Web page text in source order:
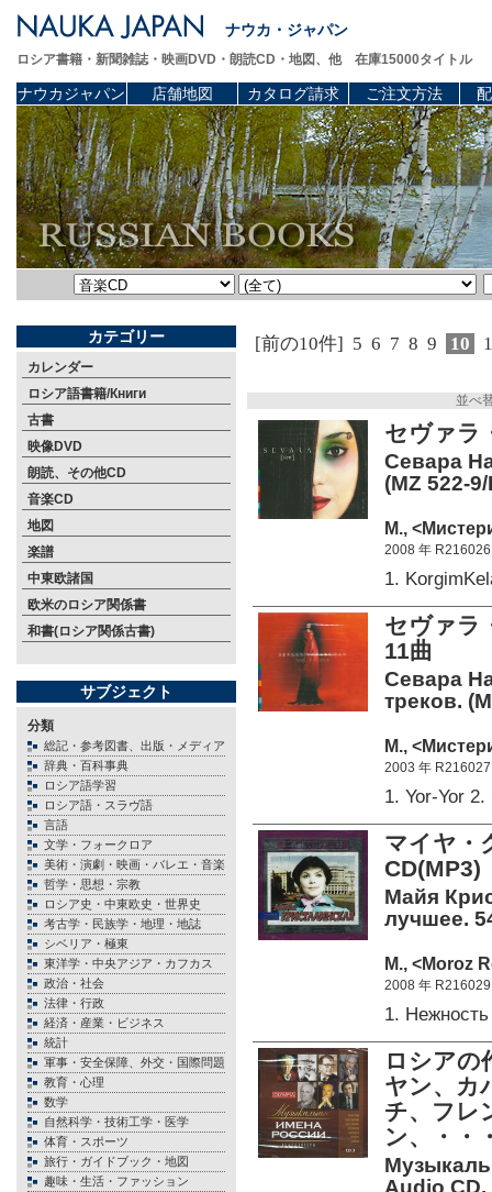
ナウカ・ジャパン
ロシア書籍・新聞雑誌・映画DVD・朗読CD・地図、他 在庫15000タイトル
ナウカジャパン 店舗地図 カタログ請求 ご注文方法
カテゴリー
カレンダー
ロシア語書籍/Книги
古書
映像DVD
朗読、その他CD
音楽CD
地図
楽譜
中東欧諸国
欧米のロシア関係書
和書(ロシア関係古書)
サブジェクト
分類
総記・参考図書、出版・メディア
辞典・百科事典
ロシア語学習
ロシア語・スラヴ語
言語
文学・フォークロア
美術・演劇・映画・バレエ・音楽
哲学・思想・宗教
ロシア史・中東欧史・世界史
考古学・民族学・地理・地誌
シベリア・極東
東洋学・中央アジア・カフカス
政治・社会
法律・行政
経済・産業・ビジネス
統計
軍事・安全保障、外交・国際問題
教育・心理
数学
自然科学・技術工学・医学
体育・スポーツ
旅行・ガイドブック・地図
趣味・生活・ファッション
[前の10件] 5 6 7 8 9 10
並べ
セヴァ
Севара
(MZ 522-
М.,
2008 年 R216026
1.
セヴァ
11曲
Севара
треков.
М.,
2003 年 R216027
1. Yor-Yor
マイヤ
Майя
лучшее.
М., <Moroz
2008 年 R216029
1.
ロシア
ヤン、カ
チ、フレ
ン、・・
Audio